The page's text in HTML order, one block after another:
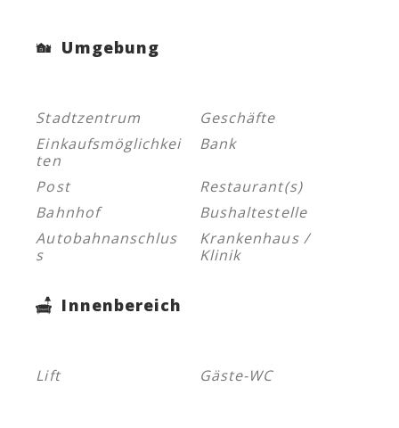
Umgebung
Stadtzentrum
Geschäfte
Einkaufsmöglichkei
ten
Bank
Post
Restaurant(s)
Bahnhof
Bushaltestelle
Autobahnanschlus
s
Krankenhaus /
Klinik
Innenbereich
Lift Gäste-WC